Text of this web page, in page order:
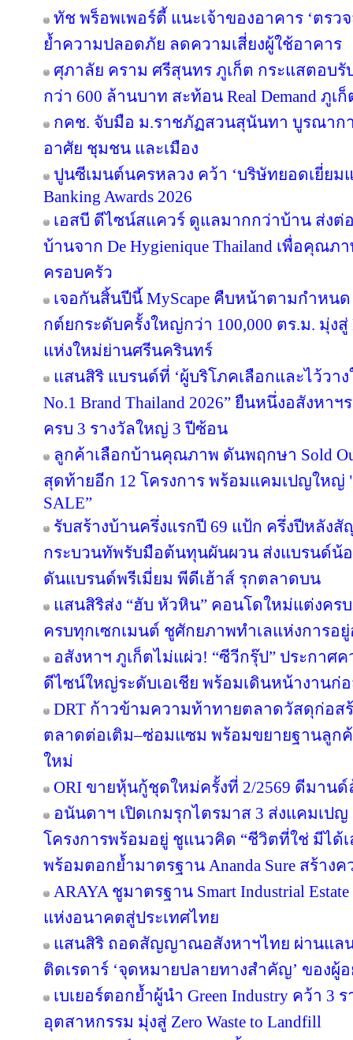
ทัช พร็อพเพอร์ตี้ แนะเจ้าของอาคาร ‘ตร
ย้ำความปลอดภัย ลดความเสี่ยงผู้ใช้อาคาร
ศุภาลัย คราม ศรีสุนทร ภูเก็ต กระแสตอบรั
กว่า 600 ล้านบาท สะท้อน Real Demand ภูเ
กคช. จับมือ ม.ราชภัฏสวนสุนันทา บูรณา
อาศัย ชุมชน และเมือง
ปูนซีเมนต์นครหลวง คว้า ‘บริษัทยอดเยี่ยมแ
Banking Awards 2026
เอสบี ดีไซน์สแควร์ ดูแลมากกว่าบ้าน ส่ง
บ้านจาก De Hygienique Thailand เพื่อคุณ
ครอบครัว
เจอกันสิ้นปีนี้ MyScape คืบหน้าตามกำหน
กต์ยกระดับครั้งใหญ่กว่า 100,000 ตร.ม. มุ่งสู่
แห่งใหม่ย่านศรีนครินทร์
แสนสิริ แบรนด์ที่ ‘ผู้บริโภคเลือกและไว้วาง
No.1 Brand Thailand 2026” ยืนหนึ่งอสังหา
ครบ 3 รางวัลใหญ่ 3 ปีซ้อน
ลูกค้าเลือกบ้านคุณภาพ ดันพฤกษา Sold
สุดท้ายอีก 12 โครงการ พร้อมแคมเปญใหญ่
SALE”
รับสร้างบ้านครึ่งแรกปี 69 แป้ก ครึ่งปีหลั
กระบวนทัพรับมือต้นทุนผันผวน ส่งแบรนด์น้
ดันแบรนด์พรีเมี่ยม พีดีเฮ้าส์ รุกตลาดบน
แสนสิริส่ง “ฮับ หัวหิน” คอนโดใหม่แต่งคร
ครบทุกเซกเมนต์ ชูศักยภาพทำเลแห่งการอ
อสังหาฯ ภูเก็ตไม่แผ่ว! “ซีวีกรุ๊ป” ประกาศค
ดีไซน์ใหญ่ระดับเอเชีย พร้อมเดินหน้างานก่อ
DRT ก้าวข้ามความท้าทายตลาดวัสดุก่อสร้
ตลาดต่อเติม–ซ่อมแซม พร้อมขยายฐานลูก
ใหม่
ORI ขายหุ้นกู้ชุดใหม่ครั้งที่ 2/2569 ดีมาน
อนันดาฯ เปิดเกมรุกไตรมาส 3 ส่งแคมเปญ
โครงการพร้อมอยู่ ชูแนวคิด “ชีวิตที่ใช่ มีได้
พร้อมตอกย้ำมาตรฐาน Ananda Sure สร้าง
ARAYA ชูมาตรฐาน Smart Industrial
แห่งอนาคตสู่ประเทศไทย
แสนสิริ ถอดสัญญาณอสังหาฯไทย ผ่านแล
ติดเรดาร์ ‘จุดหมายปลายทางสำคัญ’ ของผู้
เบเยอร์ตอกย้ำผู้นำ Green Industry คว้า 3
อุตสาหกรรม มุ่งสู่ Zero Waste to Landfill